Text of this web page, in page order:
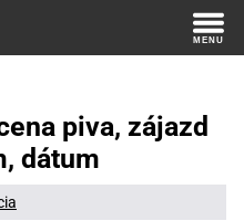
piva, zájazd
dátum